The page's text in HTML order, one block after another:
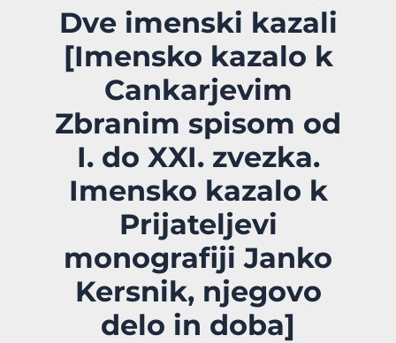
Dve imenski kazali
[Imensko kazalo k
Cankarjevim
Zbranim spisom od
I. do XXI. zvezka.
Imensko kazalo k
Prijateljevi
monografiji Janko
Kersnik, njegovo
delo in doba]